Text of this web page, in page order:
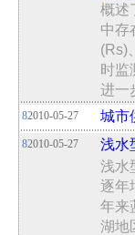
概述
中存
(Rs)
时监
进一
82010-05-27 城市
82010-05-27
浅水
浅水
逐年
年来
湖地